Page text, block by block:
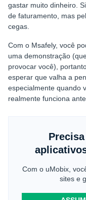
gastar muito dinheiro.
de faturamento, mas
cegas.
Com o Msafely, você
uma demonstração
provocar você),
esperar que valha a
especialmente quando
realmente funciona
Com o uMobix,
sites e